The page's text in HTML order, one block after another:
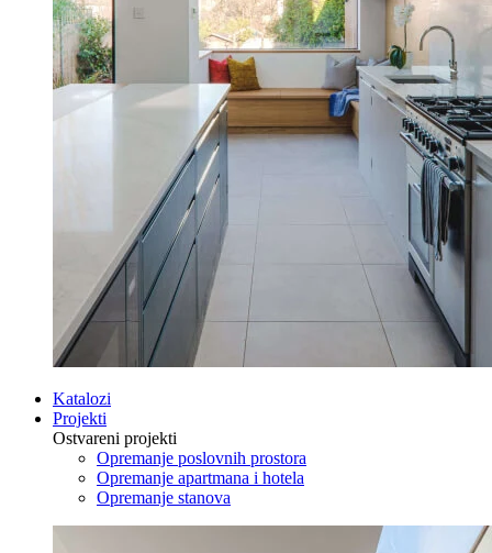
Katalozi
Projekti
Ostvareni projekti
Opremanje poslovnih prostora
Opremanje apartmana i hotela
Opremanje stanova